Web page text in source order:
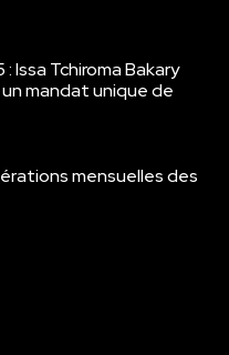
Issa Tchiroma Bakary
mandat unique de
mensuelles des